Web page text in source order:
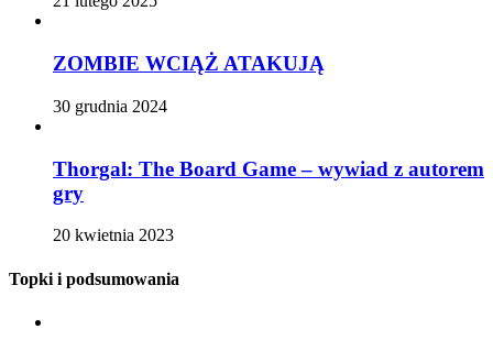
ZOMBIE WCIĄŻ ATAKUJĄ
30 grudnia 2024
Thorgal: The Board Game – wywiad z autorem
gry
20 kwietnia 2023
Topki i podsumowania